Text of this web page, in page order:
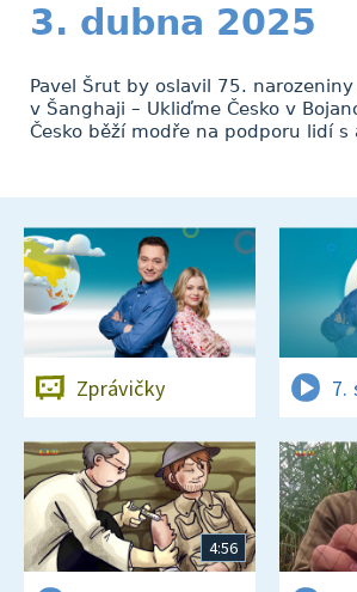
3. dubna 2025
Pavel Šrut by oslavil 75.
v Šanghaji – Ukliďme Česko v
Česko běží modře na podporu lidí s
Zprávičky 7.
4:56